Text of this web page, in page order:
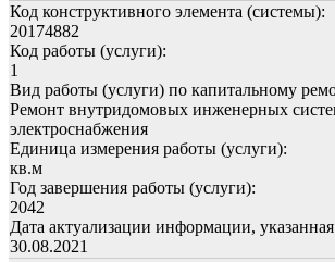
Код конструктивного элемента (системы):
20174882
Код работы (услуги):
1
Вид работы (услуги) по капитальному
Ремонт внутридомовых инженерных
электроснабжения
Единица измерения работы (услуги):
кв.м
Год завершения работы (услуги):
2042
Дата актуализации информации,
30.08.2021